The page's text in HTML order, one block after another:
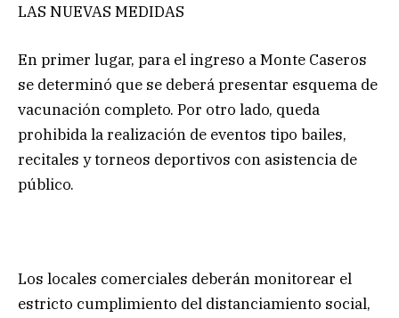
LAS NUEVAS MEDIDAS
En primer lugar, para el ingreso a Monte Caseros
se determinó que se deberá presentar esquema de
vacunación completo. Por otro lado, queda
prohibida la realización de eventos tipo bailes,
recitales y torneos deportivos con asistencia de
público.
Los locales comerciales deberán monitorear el
estricto cumplimiento del distanciamiento social,